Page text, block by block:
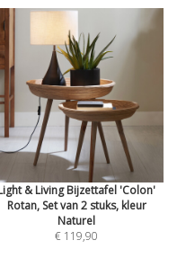
& Living Bijzettafel 'Colon'
Rotan, Set van 2 stuks, kleur
Naturel
€ 119,90